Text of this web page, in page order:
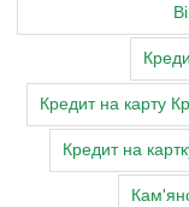
Кредит на карту
Кредит на